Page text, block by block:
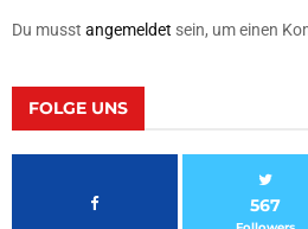
Du musst angemeldet sein, um einen
FOLGE UNS
567